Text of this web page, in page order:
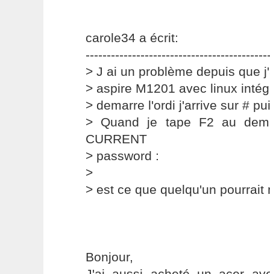
carole34 a écrit:
> J ai un problème depuis que
> aspire M1201 avec linux
> demarre l'ordi j'arrive sur #
> Quand je tape F2 au
CURRENT
> password :
>
> est ce que quelqu'un pourrait
Bonjour,